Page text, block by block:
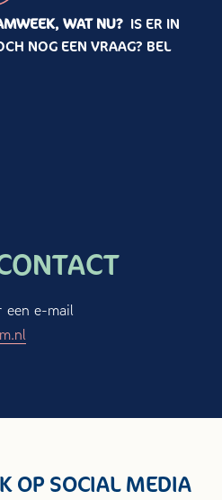
WAT NU? IS ER IN
NOG EEN VRAAG? BEL
een e-mail
OP SOCIAL MEDIA